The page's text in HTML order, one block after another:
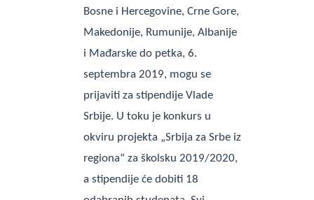
Bosne i Hercegovine, Crne Gore,
Makedonije, Rumunije, Albanije
i Mađarske do petka, 6.
septembra 2019, mogu se
prijaviti za stipendije Vlade
Srbije. U toku je konkurs u
okviru projekta „Srbija za Srbe iz
regiona“ za školsku 2019/2020,
a stipendije će dobiti 18